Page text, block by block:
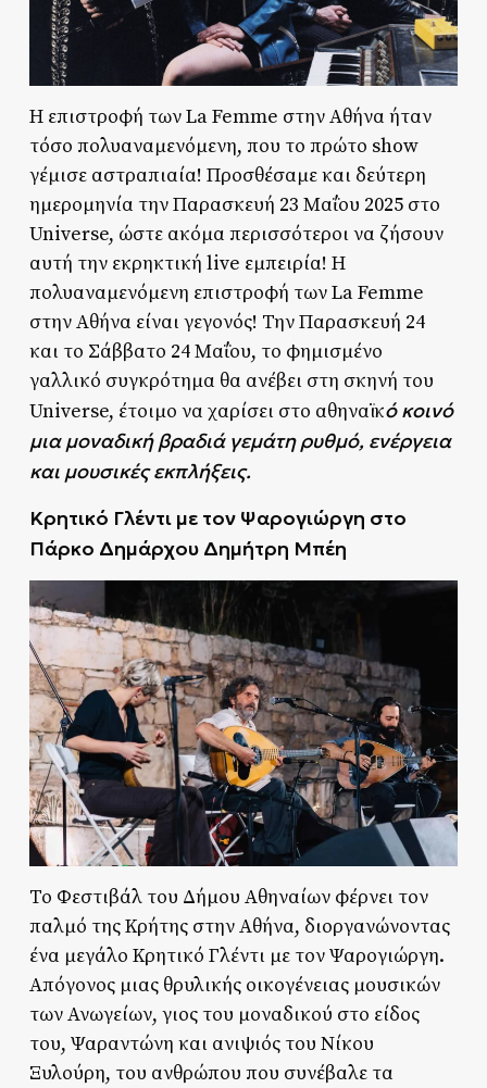
Η επιστροφή των La Femme στην Αθήνα ήταν
τόσο πολυαναμενόμενη, που το πρώτο show
γέμισε αστραπιαία! Προσθέσαμε και δεύτερη
ημερομηνία την Παρασκευή 23 Μαΐου 2025 στο
Universe, ώστε ακόμα περισσότεροι να ζήσουν
αυτή την εκρηκτική live εμπειρία! Η
πολυαναμενόμενη επιστροφή των La Femme
στην Αθήνα είναι γεγονός! Την Παρασκευή 24
και το Σάββατο 24 Μαΐου, το φημισμένο
γαλλικό συγκρότημα θα ανέβει στη σκηνή του
Universe, έτοιμο να χαρίσει στο αθηναϊκό κοινό
μια μοναδική βραδιά γεμάτη ρυθμό, ενέργεια
και μουσικές εκπλήξεις.
Κρητικό Γλέντι με τον Ψαρογιώργη στο
Πάρκο Δημάρχου Δημήτρη Μπέη
Το Φεστιβάλ του Δήμου Αθηναίων φέρνει τον
παλμό της Κρήτης στην Αθήνα, διοργανώνοντας
ένα μεγάλο Κρητικό Γλέντι με τον Ψαρογιώργη.
Απόγονος μιας θρυλικής οικογένειας μουσικών
των Ανωγείων, γιος του μοναδικού στο είδος
του, Ψαραντώνη και ανιψιός του Νίκου
Ξυλούρη, του ανθρώπου που συνέβαλε τα